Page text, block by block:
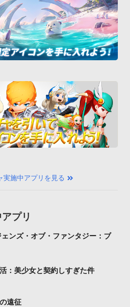
実施中アプリを見る
プリ
ンズ・オブ・ファンタジー：ブ
：美少女と契約しすぎた件
遠征